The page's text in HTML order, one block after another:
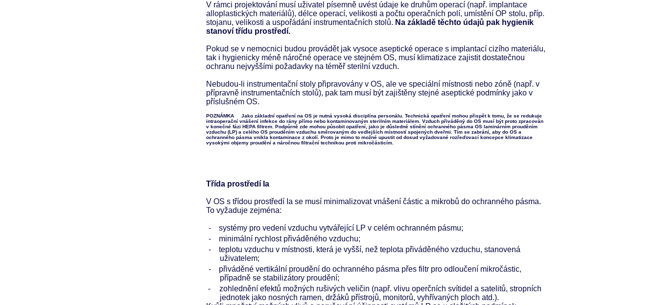
V rámci projektování musí uživatel písemně uvést údaje ke druhům operací (např. implantace
alloplastických materiálů), délce operací, velikosti a počtu operačních polí, umístění OP stolu, příp.
stojanu, velikosti a uspořádání instrumentačních stolů. Na základě těchto údajů pak hygienik
stanoví třídu prostředí.
Pokud se v nemocnici budou provádět jak vysoce aseptické operace s implantací cizího materiálu,
tak i hygienicky méně náročné operace ve stejném OS, musí klimatizace zajistit dostatečnou
ochranu nejvyššími požadavky na téměř sterilní vzduch.
Nebudou-li instrumentační stoly připravovány v OS, ale ve speciální místnosti nebo zóně (např. v
přípravně instrumentačních stolů), pak tam musí být zajištěny stejné aseptické podmínky jako v
příslušném OS.
POZNÁMKA Jako základní opatření na OS je nutná vysoká disciplína personálu. Technická opatření mohou přispět k tomu, že se redukuje
intraoperační vnášení infekce do rány přímo nebo kontaminovaným sterilním materiálem. Vzduch přiváděný do OS musí být proto zpracován
v konečné fázi HEPA filtrem. Podpůrně zde mohou působit opatření, jako je důsledné stínění ochranného pásma OS laminárním prouděním
vzduchu (LP) a celého OS prouděním vzduchu směrovaným do vedlejších místností spojených dveřmi. Tím se zabrání, aby do OS a
ochranného pásma vnikla kontaminace z okolí. Proto je mimo to možné upustit od dosud vyžadované rozřeďovací koncepce klimatizace
vysokými objemy proudění a náročnou filtrační technikou proti mikročásticím.
Třída prostředí Ia
V OS s třídou prostředí Ia se musí minimalizovat vnášení částic a mikrobů do ochranného pásma.
To vyžaduje zejména:
-
systémy pro vedení vzduchu vytvářející LP v celém ochranném pásmu;
-
minimální rychlost přiváděného vzduchu;
-
teplotu vzduchu v místnosti, která je vyšší, než teplota přiváděného vzduchu, stanovená
uživatelem;
-
přiváděné vertikální proudění do ochranného pásma přes filtr pro odloučení mikročástic,
případně se stabilizátory proudění;
-
zohlednění efektů možných rušivých veličin (např. vlivu operčních svítidel a satelitů, stropních
jednotek jako nosných ramen, držáků přístrojů, monitorů, vyhřívaných ploch atd.).